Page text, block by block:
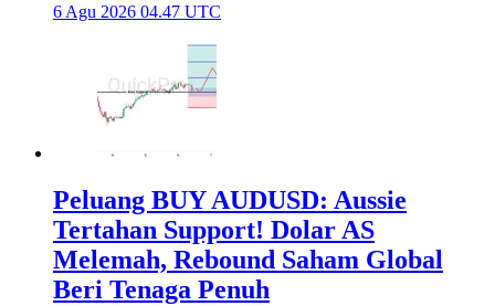
6 Agu 2026 04.47 UTC
Peluang BUY AUDUSD: Aussie
Tertahan Support! Dolar AS
Melemah, Rebound Saham Global
Beri Tenaga Penuh